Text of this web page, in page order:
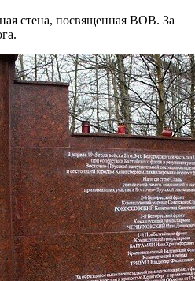
стена, посвященная ВОВ. За